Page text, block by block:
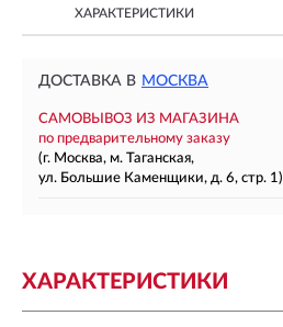
ХАРАКТЕРИСТИКИ
ДОСТАВКА В МОСКВА
САМОВЫВОЗ ИЗ МАГАЗИНА
по предварительному заказу
(г. Москва, м. Таганская,
ул. Большие Каменщики, д. 6, стр. 1)
ХАРАКТЕРИСТИКИ